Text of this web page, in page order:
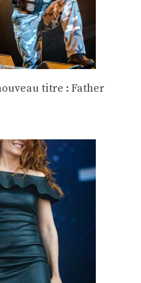
titre : Father